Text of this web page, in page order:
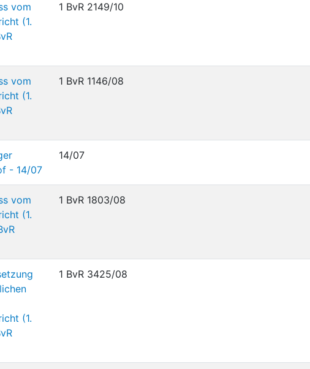
vom
(1.
1 BvR 2149/10
vom
(1.
1 BvR 1146/08
- 14/07
14/07
vom
(1.
1 BvR 1803/08
(1.
1 BvR 3425/08